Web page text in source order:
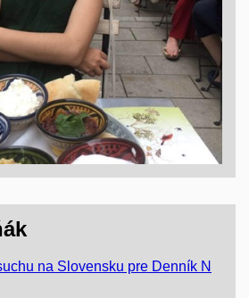
na Slovensku pre Denník N